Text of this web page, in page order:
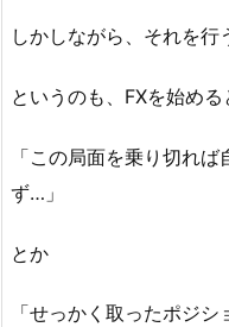
しかしながら、それを行
というのも、FXを始める
「この局面を乗り切れ
ず…」
とか
「せっかく取ったポジシ